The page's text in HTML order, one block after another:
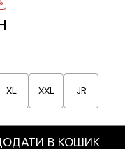
XL XXL JR
В КОШИК